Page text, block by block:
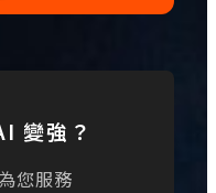
變強？
您服務